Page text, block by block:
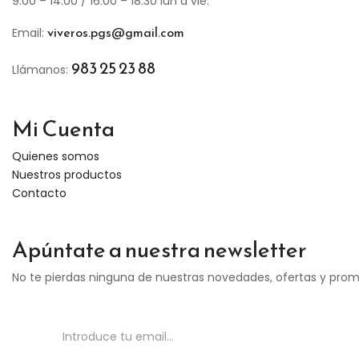
Email: viveros.pgs@gmail.com
Llámanos: 983 25 23 88
Mi Cuenta
Quienes somos
Nuestros productos
Contacto
Apúntate a nuestra newsletter
No te pierdas ninguna de nuestras novedades, ofertas y